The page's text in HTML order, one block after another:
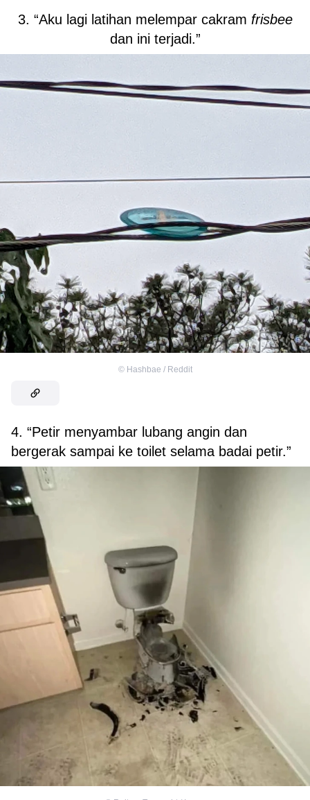
3. “Aku lagi latihan melempar cakram frisbee
dan ini terjadi.”
© Hashbae / Reddit
4. “Petir menyambar lubang angin dan
bergerak sampai ke toilet selama badai petir.”